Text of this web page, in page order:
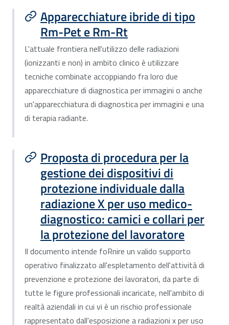
Apparecchiature ibride di tipo
Rm-Pet e Rm-Rt
L'attuale frontiera nell'utilizzo delle radiazioni
(ionizzanti e non) in ambito clinico è utilizzare
tecniche combinate accoppiando fra loro due
apparecchiature di diagnostica per immagini o anche
un'apparecchiatura di diagnostica per immagini e una
di terapia radiante.
Proposta di procedura per la
gestione dei dispositivi di
protezione individuale dalla
radiazione X per uso medico-
diagnostico: camici e collari per
la protezione del lavoratore
Il documento intende foRnire un valido supporto
operativo finalizzato all'espletamento dell'attività di
prevenzione e protezione dei lavoratori, da parte di
tutte le figure professionali incaricate, nell'ambito di
realtà aziendali in cui vi è un rischio professionale
rappresentato dall'esposizione a radiazioni x per uso